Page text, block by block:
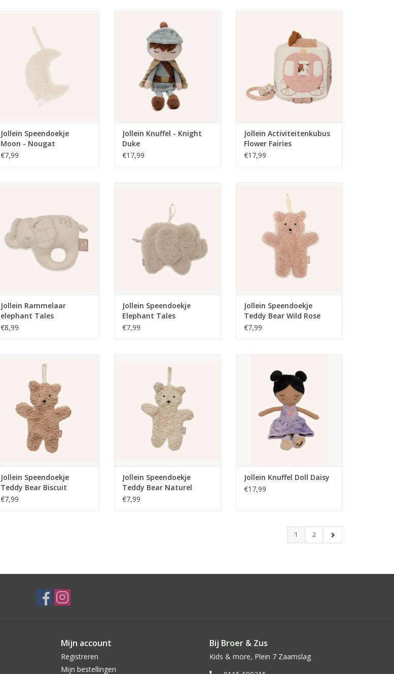
TOEVOEGEN AAN WINKELWAGEN
Jollein Speendoekje
Moon - Nougat
€7,99
TOEVOEGEN AAN WINKELWAGEN
Jollein Knuffel - Knight
Duke
€17,99
TOEVOEGEN AAN WINKELWAGEN
Jollein Activiteitenkubus
Flower Fairies
€17,99
Jollein Rammelaar
elephant Tales
€8,99
TOEVOEGEN AAN WINKELWAGEN
Jollein Speendoekje
Elephant Tales
€7,99
Wild Rose
TOEVOEGEN AAN WINKELWAGEN
Jollein Speendoekje
Teddy Bear Wild Rose
€7,99
TOEVOEGEN AAN WINKELWAGEN
Jollein Speendoekje
Teddy Bear Biscuit
€7,99
Naturel
TOEVOEGEN AAN WINKELWAGEN
Jollein Speendoekje
Teddy Bear Naturel
€7,99
TOEVOEGEN AAN WINKELWAGEN
Jollein Knuffel Doll Daisy
€17,99
1 2
Mijn account
Registreren
Mijn bestellingen
Bij Broer & Zus
Kids & more, Plein 7 Zaamslag